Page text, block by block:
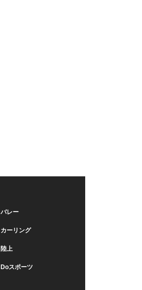
バレー
カーリング
陸上
Doスポーツ